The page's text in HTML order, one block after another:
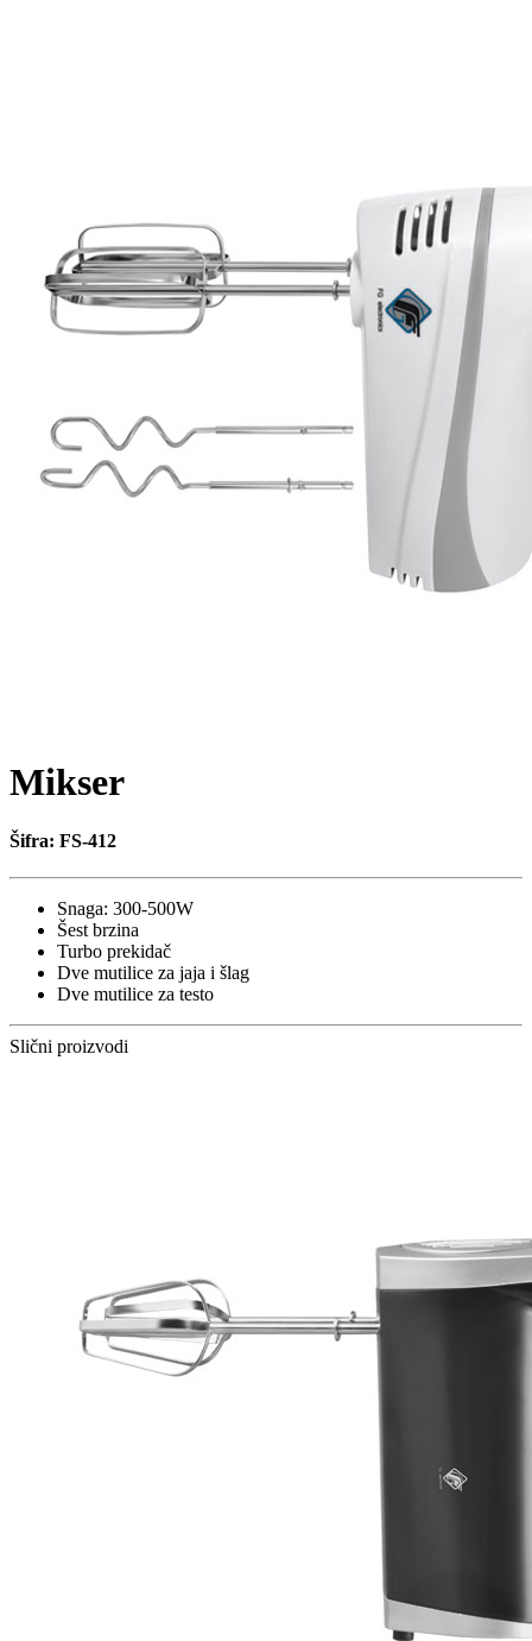
Mikser
Šifra: FS-412
Snaga: 300-500W
Šest brzina
Turbo prekidač
Dve mutilice za jaja i šlag
Dve mutilice za testo
Slični proizvodi